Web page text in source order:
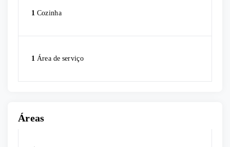
1 Cozinha
1 Área de serviço
Áreas